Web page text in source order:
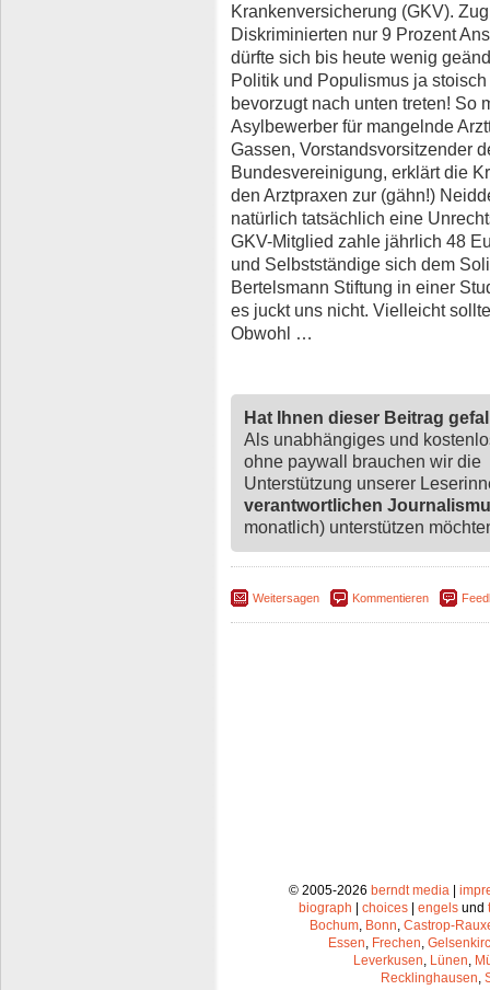
Krankenversicherung (GKV).
Diskriminierten nur 9 Prozent
dürfte sich bis heute wenig
Politik und Populismus ja
bevorzugt nach unten treten! So
Asylbewerber für mangelnde
Gassen, Vorstandsvorsitzender
Bundesvereinigung, erklärt die
den Arztpraxen zur (gähn!)
natürlich tatsächlich eine
GKV-Mitglied zahle jährlich 48
und Selbstständige sich dem
Bertelsmann Stiftung in einer
es juckt uns nicht. Vielleicht
Obwohl …
Hat Ihnen dieser Beitrag
Als unabhängiges und
ohne paywall brauchen wir die
Unterstützung unserer
verantwortlichen
monatlich) unterstützen
Weitersagen Kommentieren
© 2005-2026 berndt media|
biograph
choices engels und
Bochum, Bonn, Castrop-
Essen, Frechen,
Leverkusen, Lünen,
Recklinghausen,